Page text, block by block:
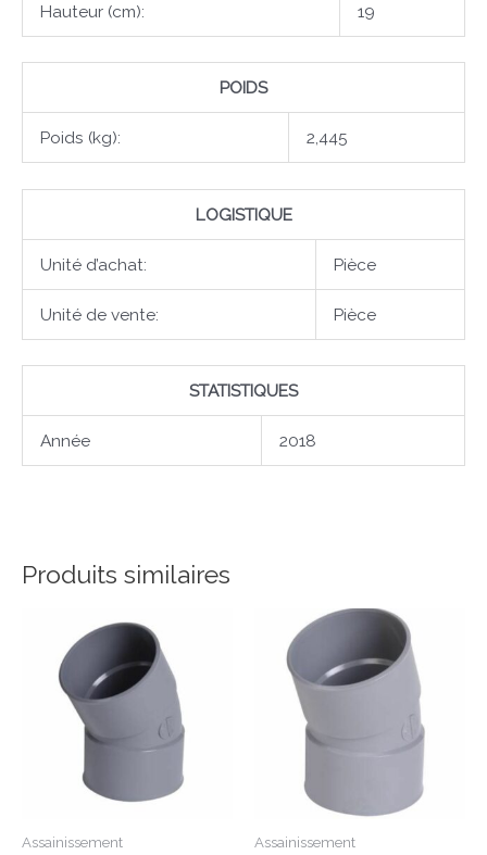
Hauteur (cm): 19
POIDS
Poids (kg): 2,445
LOGISTIQUE
Unité d’achat: Pièce
Unité de vente: Pièce
STATISTIQUES
Année 2018
Produits similaires
Assainissement Assainissement